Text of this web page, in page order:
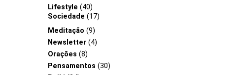
Lifestyle (40)
Sociedade (17)
Meditação (9)
Newsletter (4)
Orações (8)
Pensamentos (30)